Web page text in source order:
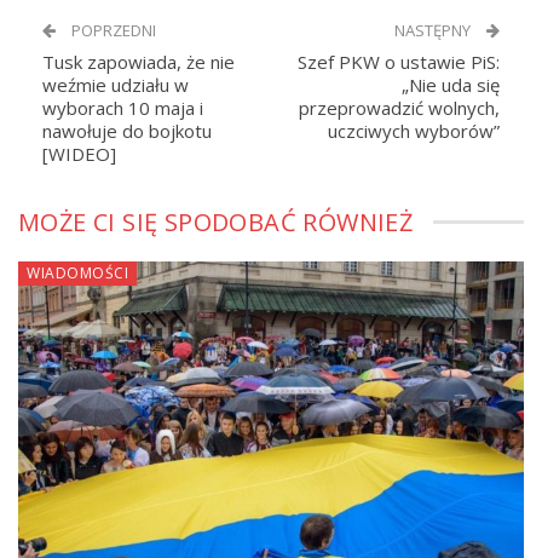
POPRZEDNI
Tusk zapowiada, że nie
weźmie udziału w
wyborach 10 maja i
nawołuje do bojkotu
[WIDEO]
NASTĘPNY
Szef PKW o ustawie PiS:
„Nie uda się
przeprowadzić wolnych,
uczciwych wyborów”
MOŻE CI SIĘ SPODOBAĆ RÓWNIEŻ
WIADOMOŚCI